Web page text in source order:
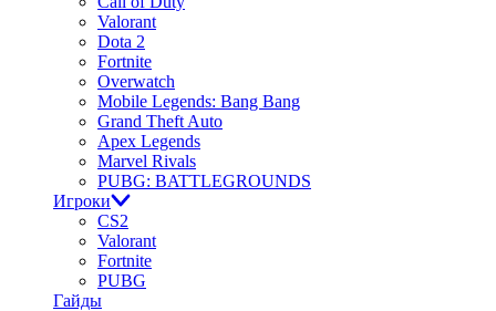
Valorant
Dota 2
Fortnite
Overwatch
Mobile Legends: Bang Bang
Grand Theft Auto
Apex Legends
Marvel Rivals
PUBG: BATTLEGROUNDS
Игроки
CS2
Valorant
Fortnite
PUBG
Гайды